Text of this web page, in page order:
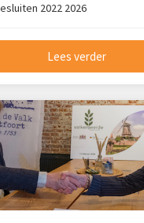
2022 2026
Lees verder